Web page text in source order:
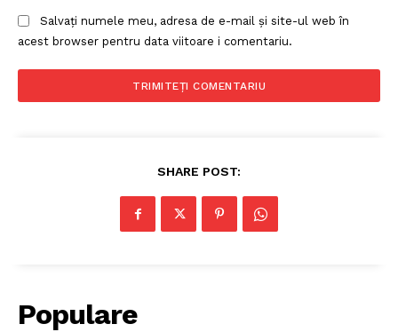
Contact
Despre mine
Salvați numele meu, adresa de e-mail și site-ul web în
acest browser pentru data viitoare i comentariu.
SHARE POST:
Populare